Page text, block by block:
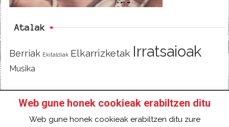
Atalak
Berriak Ekitaldiak Elkarrizketak Irratsaioak
Musika
HASIERA IZAN IRRATIKIDE!
FACEBOOK
TWITTER
HARREMANETARAKO SARRERA
Web gune honek cookieak erabiltzen ditu
Web gune honek cookieak erabiltzen ditu zure